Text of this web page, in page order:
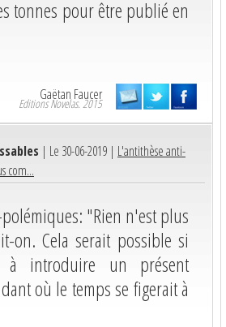
tonnes pour être publié en
Gaëtan Faucer
Editions Novelas. 2015
| Le 30-06-2019 | L'antithèse anti-
com...
"Rien n'est plus
on. Cela serait possible si
à introduire un présent
où le temps se figerait à